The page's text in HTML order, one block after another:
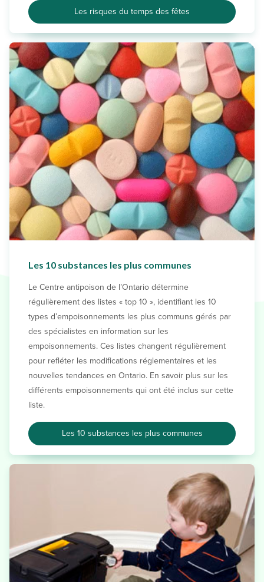
Les risques du temps des fêtes
Les 10 substances les plus communes
Le Centre antipoison de l’Ontario détermine
régulièrement des listes « top 10 », identifiant les 10
types d’empoisonnements les plus communs gérés par
des spécialistes en information sur les
empoisonnements. Ces listes changent régulièrement
pour refléter les modifications réglementaires et les
nouvelles tendances en Ontario. En savoir plus sur les
différents empoisonnements qui ont été inclus sur cette
liste.
Les 10 substances les plus communes